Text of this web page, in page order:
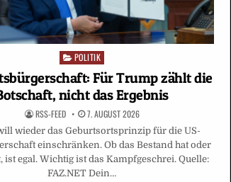
Posted
in
POLITIK
Für Trump zählt die
nicht das Ergebnis
RSS-FEED 7. AUGUST 2026
wieder das Geburtsortsprinzip für die US-
einschränken. Ob das Bestand hat oder
ist egal. Wichtig ist das Kampfgeschrei. Quelle:
FAZ.NET Dein…